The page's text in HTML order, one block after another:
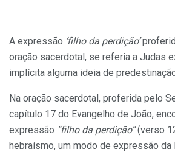
A expressão ‘filho da perdição’
oração sacerdotal, se referia a Judas
implícita alguma ideia de
Na oração sacerdotal, proferida pelo
capítulo 17 do Evangelho de João,
expressão “filho da perdição”(verso
hebraísmo, um modo de expressão da